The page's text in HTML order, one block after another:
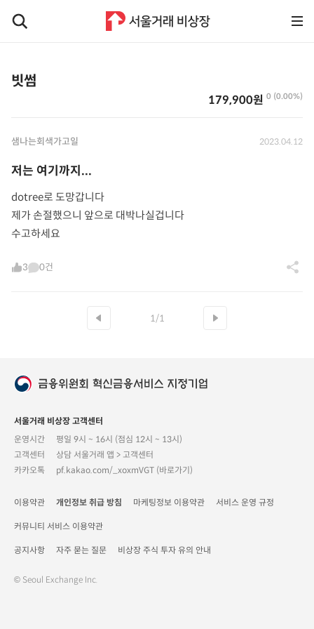
빗썸
0 (0.00%)
179,900원
샘나는회색가고일 2023.04.12
저는 여기까지...
dotree로 도망갑니다
제가 손절했으니 앞으로 대박나실겁니다
수고하세요
3 0건
1/1
서울거래 비상장 고객센터
운영시간
평일 9시 ~ 16시 (점심 12시 ~ 13시)
고객센터
상담 서울거래 앱 > 고객센터
카카오톡
pf.kakao.com/_xoxmVGT (바로가기)
이용약관 개인정보 취급 방침 마케팅정보 이용약관 서비스 운영 규정
커뮤니티 서비스 이용약관
공지사항 자주 묻는 질문 비상장 주식 투자 유의 안내
© Seoul Exchange Inc.